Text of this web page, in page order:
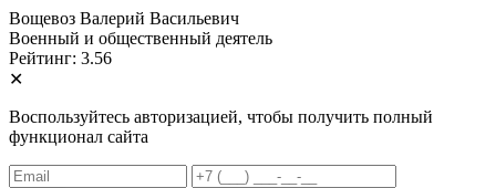
Вощевоз Валерий Васильевич
Военный и общественный деятель
Рейтинг: 3.56
✕
Воспользуйтесь авторизацией, чтобы получить полный
функционал сайта